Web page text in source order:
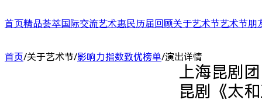
首页精品荟萃
舞台演出
展/博览
国际交流
国际演艺大会
国际对话
艺术惠民
艺术天空
艺术教育
历届回顾
第二十四届（2025）
第二十三届（2024）
第二十二届（2023）
关于艺术节
艺术节介绍
艺术节中心介绍
大事记
影响力指数致优榜单
综合评估报告
艺术节朋
“扶青计划
丝绸之路艺
合作伙伴
首页/关于艺术节/影响力指数致优榜单/演出详情
上海昆剧团
昆剧《太